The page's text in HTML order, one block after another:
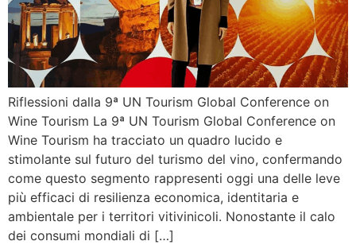
Riflessioni dalla 9ª UN Tourism Global Conference on
Wine Tourism La 9ª UN Tourism Global Conference on
Wine Tourism ha tracciato un quadro lucido e
stimolante sul futuro del turismo del vino, confermando
come questo segmento rappresenti oggi una delle leve
più efficaci di resilienza economica, identitaria e
ambientale per i territori vitivinicoli. Nonostante il calo
dei consumi mondiali di […]